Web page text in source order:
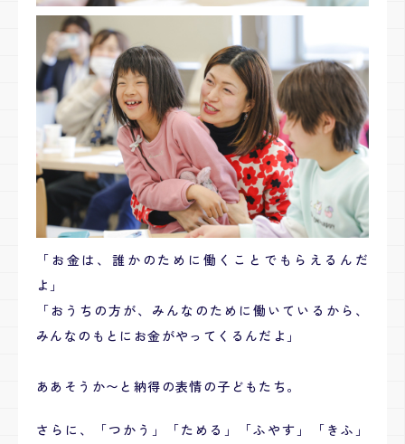
「お金は、誰かのために働くことでもらえるんだ
よ」
「おうちの方が、みんなのために働いているから、
みんなのもとにお金がやってくるんだよ」
ああそうか〜と納得の表情の子どもたち。
さらに、「つかう」「ためる」「ふやす」「きふ」